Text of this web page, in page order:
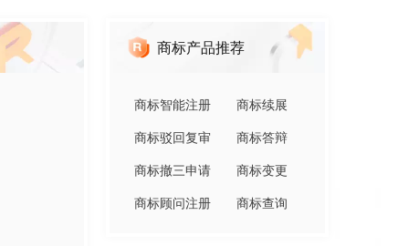
商标产品推荐
商标智能注册
商标续展
商标驳回复审
商标答辩
商标撤三申请
商标变更
商标顾问注册
商标查询